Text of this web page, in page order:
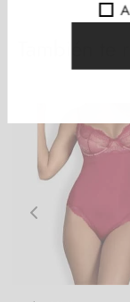
También